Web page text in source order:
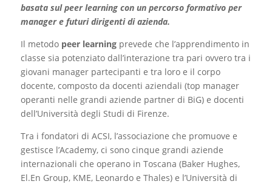
basata sul peer learning con un percorso formativo per
manager e futuri dirigenti di azienda.
Il metodo peer learning prevede che l’apprendimento in
classe sia potenziato dall’interazione tra pari ovvero tra i
giovani manager partecipanti e tra loro e il corpo
docente, composto da docenti aziendali (top manager
operanti nelle grandi aziende partner di BiG) e docenti
dell’Università degli Studi di Firenze.
Tra i fondatori di ACSI, l’associazione che promuove e
gestisce l’Academy, ci sono cinque grandi aziende
internazionali che operano in Toscana (Baker Hughes,
El.En Group, KME, Leonardo e Thales) e l’Università di